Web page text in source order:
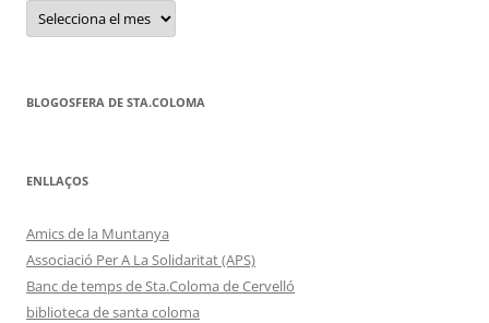
HISTÒRIC
BLOGOSFERA DE STA.COLOMA
ENLLAÇOS
Amics de la Muntanya
Associació Per A La Solidaritat (APS)
Banc de temps de Sta.Coloma de Cervelló
biblioteca de santa coloma